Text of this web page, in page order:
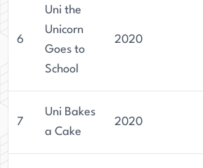
6
Uni the
Unicorn
Goes to
School
2020
7
Uni Bakes
a Cake
2020